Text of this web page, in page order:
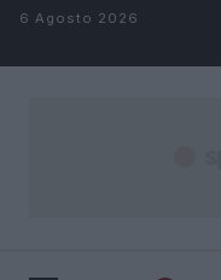
Salta al contenuto
6 Agosto 2026